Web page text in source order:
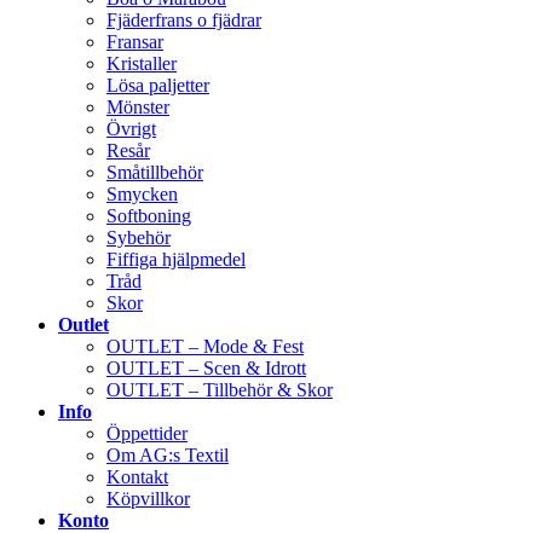
Fjäderfrans o fjädrar
Fransar
Kristaller
Lösa paljetter
Mönster
Övrigt
Resår
Småtillbehör
Smycken
Softboning
Sybehör
Fiffiga hjälpmedel
Tråd
Skor
Outlet
OUTLET – Mode & Fest
OUTLET – Scen & Idrott
OUTLET – Tillbehör & Skor
Info
Öppettider
Om AG:s Textil
Kontakt
Köpvillkor
Konto